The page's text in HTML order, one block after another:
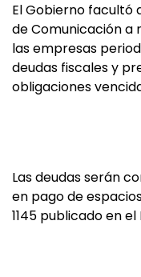
El Gobierno facultó
de Comunicación a
las empresas
deudas fiscales y
obligaciones
Las deudas serán
en pago de
1145 publicado en